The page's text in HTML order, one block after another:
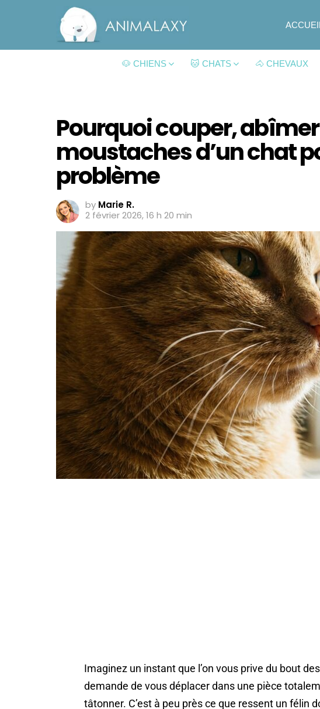
ACCUEIL
🐶 CHIENS 🐱 CHATS 🐴 CHEVAUX
Pourquoi couper,
moustaches d’un chat
problème
by Marie R.
2 février 2026, 16 h 20 min
Imaginez un instant que l’on vous prive du bout
demande de vous déplacer dans une pièce
tâtonner. C’est à peu près ce que ressent un félin